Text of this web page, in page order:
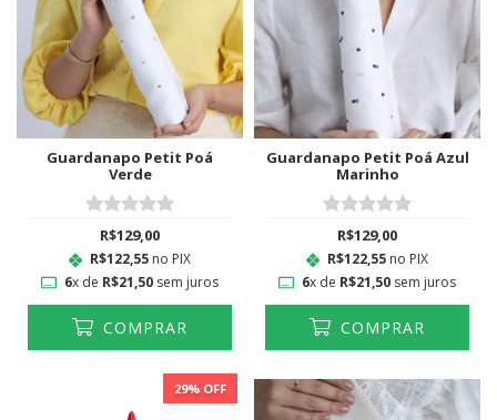
Guardanapo Petit Poá
Verde
R$129,00
R$122,55 no PIX
6x de R$21,50sem juros
COMPRAR
Guardanapo Petit Poá Azul
Marinho
R$129,00
R$122,55 no PIX
6x de R$21,50sem juros
COMPRAR
29% OFF